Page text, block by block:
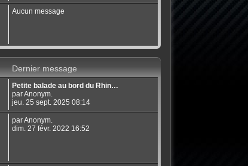
Aucun message
Dernier message
Petite balade au bord du Rhin…
par Anonym.
jeu. 25 sept. 2025 08:14
par Anonym.
dim. 27 févr. 2022 16:52